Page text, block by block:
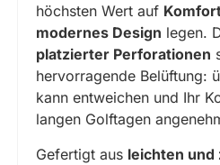
höchsten Wert auf
modernes Design legen.
platzierter Perforationen
hervorragende Belüftung:
kann entweichen und Ihr
langen Golftagen
Gefertigt aus leichten und